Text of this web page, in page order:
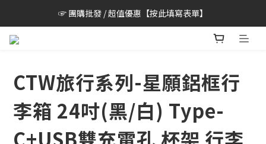
☞ 團購批發 / 超值優惠【按此填寫表單】
CTW旅行系列-星願鋁框行
李箱 24吋(黑/白) Type-